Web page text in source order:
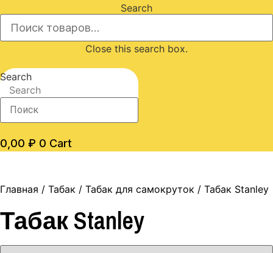
Search
Close this search box.
Search
Search
0,00 ₽ 0 Cart
Главная / Табак / Табак для самокруток / Табак Stanley
Табак Stanley